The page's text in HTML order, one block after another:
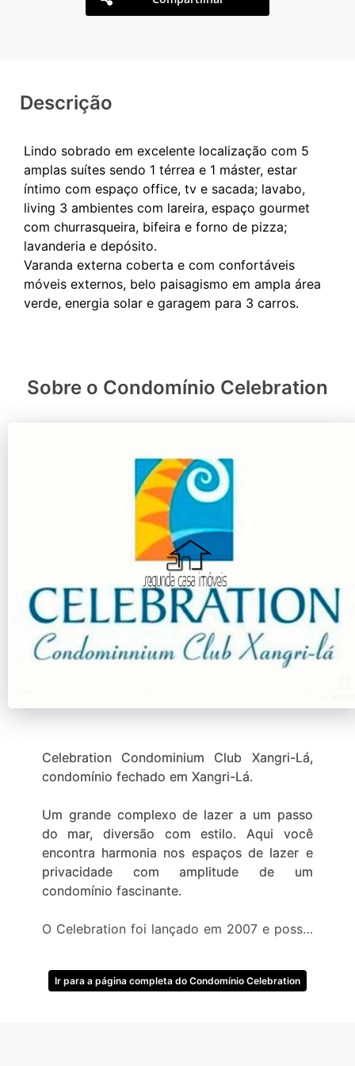
Descrição
Lindo sobrado em excelente localização com 5
amplas suítes sendo 1 térrea e 1 máster, estar
íntimo com espaço office, tv e sacada; lavabo,
living 3 ambientes com lareira, espaço gourmet
com churrasqueira, bifeira e forno de pizza;
lavanderia e depósito.
Varanda externa coberta e com confortáveis
móveis externos, belo paisagismo em ampla área
Sobre o Condomínio Celebration
Celebration Condominium Club Xangri-Lá,
condomínio fechado em Xangri-Lá.
Um grande complexo de lazer a um passo
do mar, diversão com estilo. Aqui você
encontra harmonia nos espaços de lazer e
privacidade com amplitude de um
condomínio fascinante.
O Celebration foi lançado em 2007 e possui
com metragens entre 450 m² à 700 m², com
54% de área livre e 85% dos terrenos de
Ir para a página completa do Condomínio Celebration